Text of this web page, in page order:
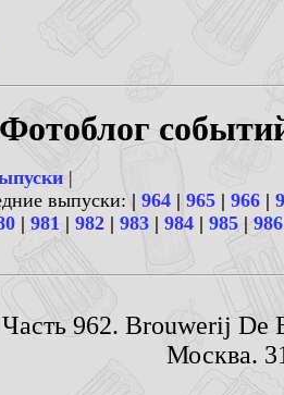
Фотоблог
|
выпуски: | 964 | 965 | 966 |
| 981 | 982 | 983 | 984 | 985 | 986
Часть 962. Brouwerij De
Москва.